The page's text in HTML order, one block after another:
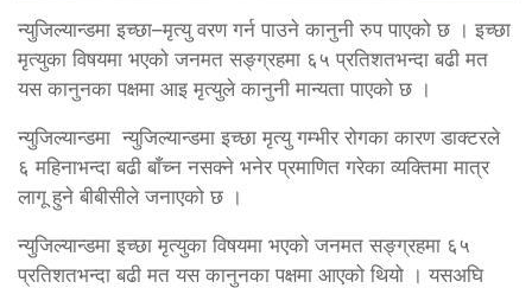
न्युजिल्यान्डमा इच्छा–मृत्यु वरण गर्न पाउने कानुनी रुप पाएको छ । इच्छा
मृत्युका विषयमा भएको जनमत सङ्ग्रहमा ६५ प्रतिशतभन्दा बढी मत
यस कानुनका पक्षमा आइ मृत्युले कानुनी मान्यता पाएको छ ।
न्युजिल्यान्डमा न्युजिल्यान्डमा इच्छा मृत्यु गम्भीर रोगका कारण डाक्टरले
६ महिनाभन्दा बढी बाँच्न नसक्ने भनेर प्रमाणित गरेका व्यक्तिमा मात्र
लागू हुने बीबीसीले जनाएको छ ।
न्युजिल्यान्डमा इच्छा मृत्युका विषयमा भएको जनमत सङ्ग्रहमा ६५
प्रतिशतभन्दा बढी मत यस कानुनका पक्षमा आएको थियो । यसअघि